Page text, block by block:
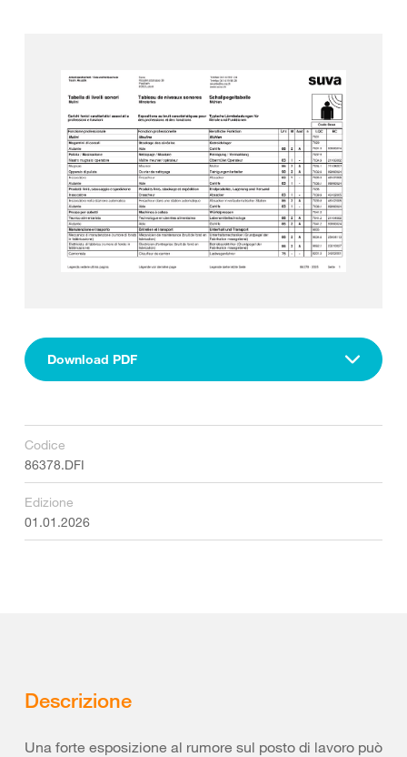
Download PDF
Codice
86378.DFI
Edizione
01.01.2026
Descrizione
Una forte esposizione al rumore sul posto di lavoro può